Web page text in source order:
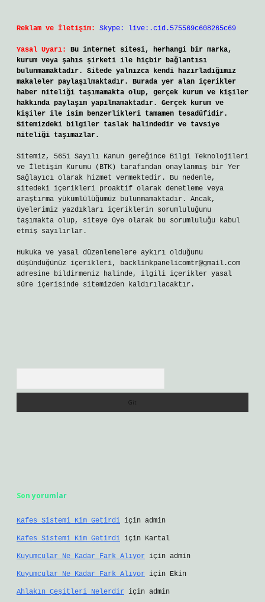
Reklam ve İletişim: Skype: live:.cid.575569c608265c69
Yasal Uyarı:
Bu internet sitesi, herhangi bir marka,
kurum veya şahıs şirketi ile hiçbir bağlantısı
bulunmamaktadır. Sitede yalnızca kendi hazırladığımız
makaleler paylaşılmaktadır. Burada yer alan içerikler
haber niteliği taşımamakta olup, gerçek kurum ve kişiler
hakkında paylaşım yapılmamaktadır. Gerçek kurum ve
kişiler ile isim benzerlikleri tamamen tesadüfidir.
Sitemizdeki bilgiler taslak halindedir ve tavsiye
niteliği taşımazlar.
Sitemiz, 5651 Sayılı Kanun gereğince Bilgi Teknolojileri
ve İletişim Kurumu (BTK) tarafından onaylanmış bir Yer
Sağlayıcı olarak hizmet vermektedir. Bu nedenle,
sitedeki içerikleri proaktif olarak denetleme veya
araştırma yükümlülüğümüz bulunmamaktadır. Ancak,
üyelerimiz yazdıkları içeriklerin sorumluluğunu
taşımakta olup, siteye üye olarak bu sorumluluğu kabul
etmiş sayılırlar.
Hukuka ve yasal düzenlemelere aykırı olduğunu
düşündüğünüz içerikleri, backlinkpanelicomtr@gmail.com
adresine bildirmeniz halinde, ilgili içerikler yasal
süre içerisinde sitemizden kaldırılacaktır.
Son yorumlar
Kafes Sistemi Kim Getirdi için admin
Kafes Sistemi Kim Getirdi için Kartal
Kuyumcular Ne Kadar Fark Alıyor için admin
Kuyumcular Ne Kadar Fark Alıyor için Ekin
Ahlakın Çeşitleri Nelerdir için admin